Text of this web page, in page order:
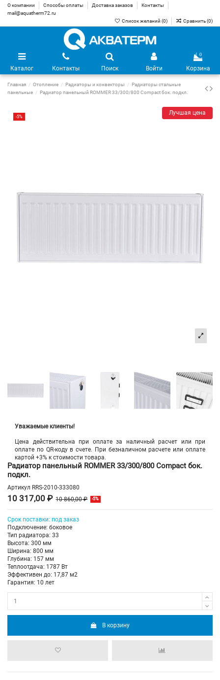
О компании Способы оплаты Доставка заказов
Контакты
mail@aquatherm72.ru
Список желаний (0) Сравнить (0)
Каталог Контакты Поиск Войти
0
Корзина
Главная Отопление Радиаторы и конвекторы
Радиаторы стальные
панельные
Радиатор панельный ROMMER 33/300/800 Compact бок. подкл.
-5%
Лучшая цена
Уважаемые клиенты!
Цена действительна при оплате за наличный расчет или при
оплате по QR-коду в счете. При безналичном расчете или оплате
картой +3% к стоимости товара.
Радиатор панельный ROMMER 33/300/800 Compact бок.
подкл.
Артикул RRS-2010-333080
10 317,00 ₽ 10 860,00 ₽ -5%
Срок поставки: под заказ
Подключение: боковое
Тип радиатора: 33
Высота: 300 мм
Ширина: 800 мм
Глубина: 157 мм
Теплоотдача: 1787 Вт
Эффективен до: 17,87 м2
Гарантия: 10 лет
В корзину